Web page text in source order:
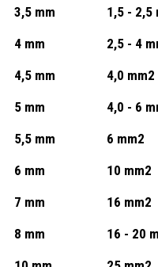
3,5 mm
1,5 - 2,5
4 mm
2,5 - 4
4,5 mm
4,0 mm2
5 mm
4,0 - 6
5,5 mm
6 mm2
6 mm
10 mm2
7 mm
16 mm2
8 mm
16 - 20